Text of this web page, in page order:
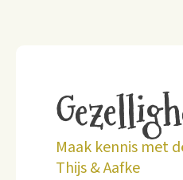
Maak kennis met
Thijs & Aafke